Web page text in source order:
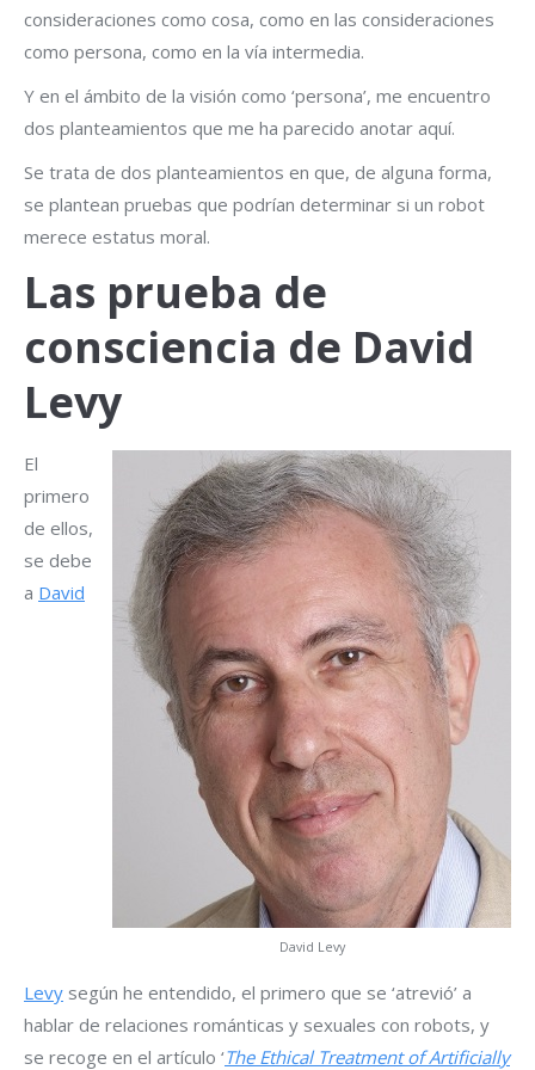
consideraciones como cosa, como en las consideraciones
como persona, como en la vía intermedia.
Y en el ámbito de la visión como ‘persona’, me encuentro
dos planteamientos que me ha parecido anotar aquí.
Se trata de dos planteamientos en que, de alguna forma,
se plantean pruebas que podrían determinar si un robot
merece estatus moral.
Las prueba de
consciencia de David
Levy
David Levy
El
primero
de ellos,
se debe
a David
Levy según he entendido, el primero que se ‘atrevió’ a
hablar de relaciones románticas y sexuales con robots, y
se recoge en el artículo ‘The Ethical Treatment of Artificially